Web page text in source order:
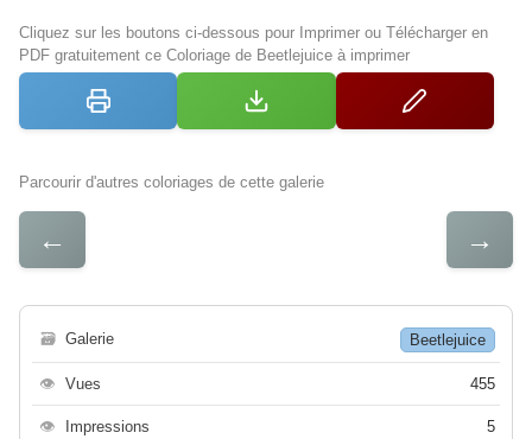
Cliquez sur les boutons ci-dessous pour Imprimer ou Télécharger en
PDF gratuitement ce Coloriage de Beetlejuice à imprimer
Parcourir d'autres coloriages de cette galerie
← →
🗃 Galerie Beetlejuice
👁 Vues 455
👁 Impressions 5